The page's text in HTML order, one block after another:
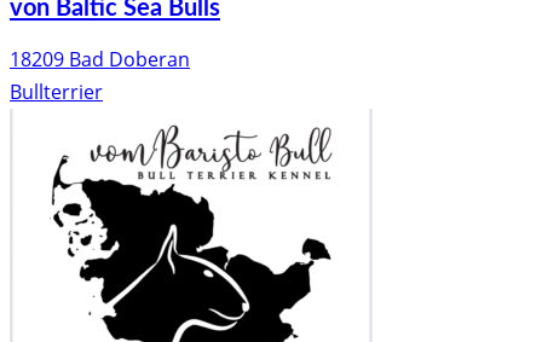
von Baltic Sea Bulls
18209 Bad Doberan
Bullterrier